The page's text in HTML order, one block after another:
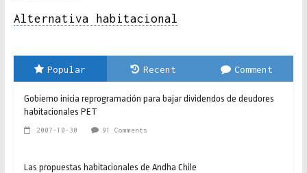
Alternativa habitacional
Popular Recent Comment
Gobierno inicia reprogramación para bajar dividendos de deudores
habitacionales PET
2007-10-30 91 Comments
Las propuestas habitacionales de Andha Chile